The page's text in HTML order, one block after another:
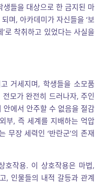
들을 대상으로 한 금지된 마
며, 아카데미가 자신들을 ‘보
’로 착취하고 있었다는 사실을
거세지며, 학생들을 소모품
모가 완전히 드러나자, 주인
에서 안주할 수 없음을 절감
부, 즉 세계를 지배하는 억압
무장 세력인 ‘반란군’의 존재
호작용. 이 상호작용은 마법,
, 인물들의 내적 갈등과 관계